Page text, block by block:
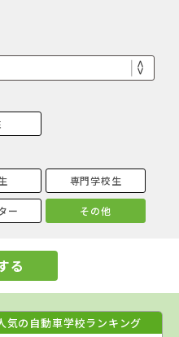
専門学校生
ー その他
る
気の自動車学校ランキング